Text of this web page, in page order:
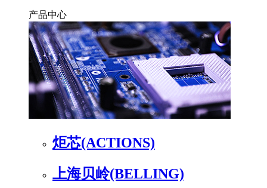
产品中心
炬芯(ACTIONS)
上海贝岭(BELLING)